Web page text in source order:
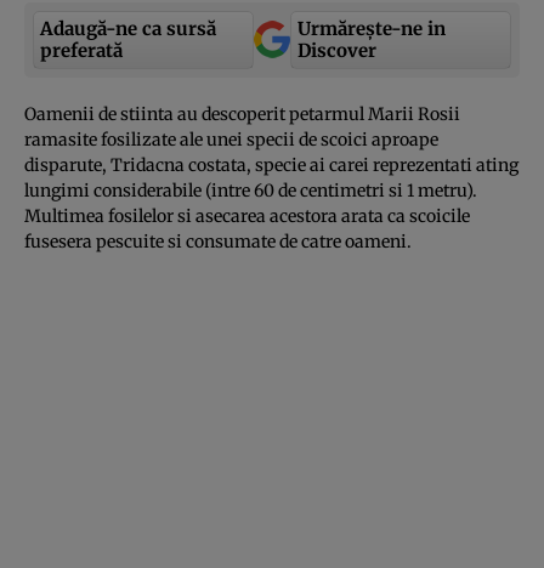
Adaugă-ne ca sursă
preferată
Urmărește-ne in
Discover
Oamenii de stiinta au descoperit petarmul Marii Rosii
ramasite fosilizate ale unei specii de scoici aproape
disparute, Tridacna costata, specie ai carei reprezentati ating
lungimi considerabile (intre 60 de centimetri si 1 metru).
Multimea fosilelor si asecarea acestora arata ca scoicile
fusesera pescuite si consumate de catre oameni.